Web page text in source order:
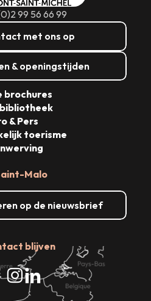
99 56 66 99
met ons op
& openingstijden
Malo
op de nieuwsbrief
blijven
brochures
& Pers
toerisme